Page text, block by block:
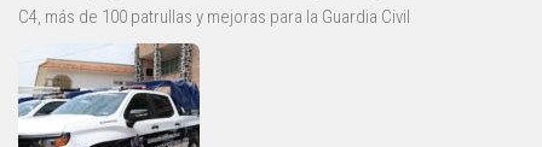
C4, más de 100 patrullas y mejoras para la Guardia Civil